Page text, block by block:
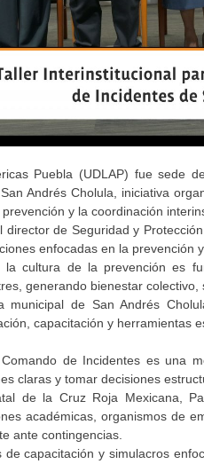
Puebla (UDLAP) fue sede
Andrés Cholula, iniciativa
y la coordinación
de Seguridad y
enfocadas en la prevención
la cultura de la prevención es
generando bienestar
municipal de San Andrés
capacitación y herramientas
de Incidentes es una
claras y tomar decisiones
de la Cruz Roja Mexicana,
académicas, organismos de
ante contingencias.
de capacitación y simulacros